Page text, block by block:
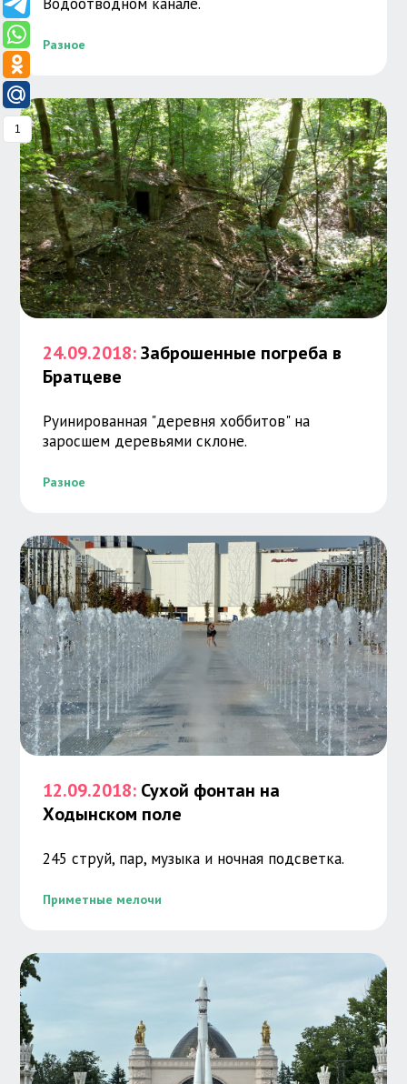
Водоотводном канале.
Разное
24.09.2018:Заброшенные погреба в
Братцеве
Руинированная "деревня хоббитов" на
заросшем деревьями склоне.
Разное
12.09.2018: Сухой фонтан на
Ходынском поле
245 струй, пар, музыка и ночная подсветка.
Приметные мелочи
1